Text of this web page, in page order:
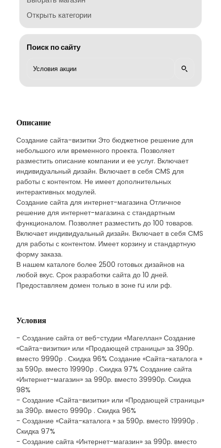
Открыть категории
Поиск по сайту
Описание
Создание сайта-визитки Это бюджетное решение для
небольшого или временного проекта. Позволяет
разместить описание компании и ее услуг. Включает
индивидуальный дизайн. Включает в себя CMS для
работы с контентом. Не имеет дополнительных
интерактивных модулей.
Создание сайта для интернет-магазина Отличное
решение для интернет-магазина с стандартным
функционалом. Позволяет разместить до 100 товаров.
Включает индивидуальный дизайн. Включает в себя CMS
для работы с контентом. Имеет корзину и стандартную
форму заказа.
В нашем каталоге более 2500 готовых дизайнов на
любой вкус. Срок разработки сайта до 10 дней.
Предоставляем домен только в зоне ru или рф.
Условия
- Создание сайта от веб-студии «Магеллан» Создание
«Сайта-визитки» или «Продающей страницы» за 390р.
вместо 9990р . Скидка 96% Создание «Сайта-каталога »
за 590р. вместо 19990р . Скидка 97% Создание сайта
«Интернет-магазин» за 990р. вместо 39990р. Скидка
98%
- Создание «Сайта-визитки» или «Продающей страницы»
за 390р. вместо 9990р . Скидка 96%
- Создание «Сайта-каталога » за 590р. вместо 19990р .
Скидка 97%
- Создание сайта «Интернет-магазин» за 990р. вместо